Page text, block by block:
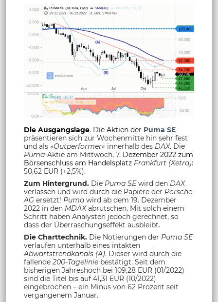
Die Ausgangslage. Die Aktien der Puma SE
präsentieren sich zur Wochenmitte hin sehr fest
und als »Outperformer« innerhalb des DAX. Die
Puma-Aktie am Mittwoch, 7. Dezember 2022 zum
Börsenschluss am Handelsplatz Frankfurt (Xetra):
50,62 EUR (+2,5%).
Zum Hintergrund. Die Puma SEwird den DAX
verlassen und wird durch die Papiere der Porsche
AG ersetzt! Puma wird ab dem 19. Dezember
2022 in den MDAXabrutschen. Mit solch einem
Schritt haben Analysten jedoch gerechnet, so
dass der Überraschungseffekt ausbleibt.
Die Charttechnik. Die Notierungen der Puma SE
verlaufen unterhalb eines intakten
Abwärtstrendkanals (A). Dieser wird durch die
fallende 200-Tagelinie bestätigt. Seit dem
bisherigen Jahreshoch bei 109,28 EUR (01/2022)
sind die Titel bis auf 41,31 EUR (10/2022)
eingebrochen – ein Minus von 62 Prozent seit
vergangenem Januar.